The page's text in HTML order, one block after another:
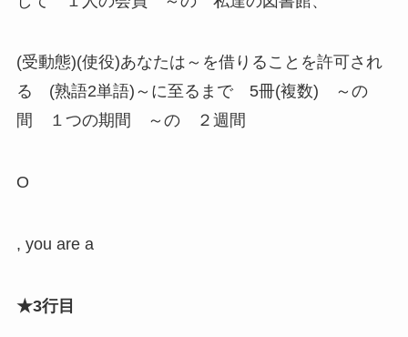
(受動態)(使役)あなたは～を借りることを許可され
る (熟語2単語)～に至るまで 5冊(複数) ～の
間 １つの期間 ～の ２週間
O
, you are a
★3行目